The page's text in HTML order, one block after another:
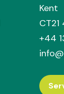
Kent
CT21
+44